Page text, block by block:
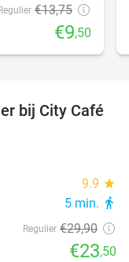
Regulier €13,75
€9,50
21%
bij City Café
9.9 star
5 min. directions_walk
Regulier €29,90
€23,50